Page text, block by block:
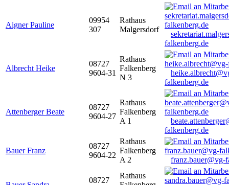
Aigner Pauline
09954
307
Rathaus
Malgersdorf
falkenberg.de
Albrecht Heike
08727
9604-31
Rathaus
Falkenberg
N 3
falkenberg.de
Attenberger Beate
08727
9604-27
Rathaus
Falkenberg
A 1
falkenberg.de
Bauer Franz
08727
9604-22
Rathaus
Falkenberg
A 2
franz.bauer@vg-
08727
Rathaus